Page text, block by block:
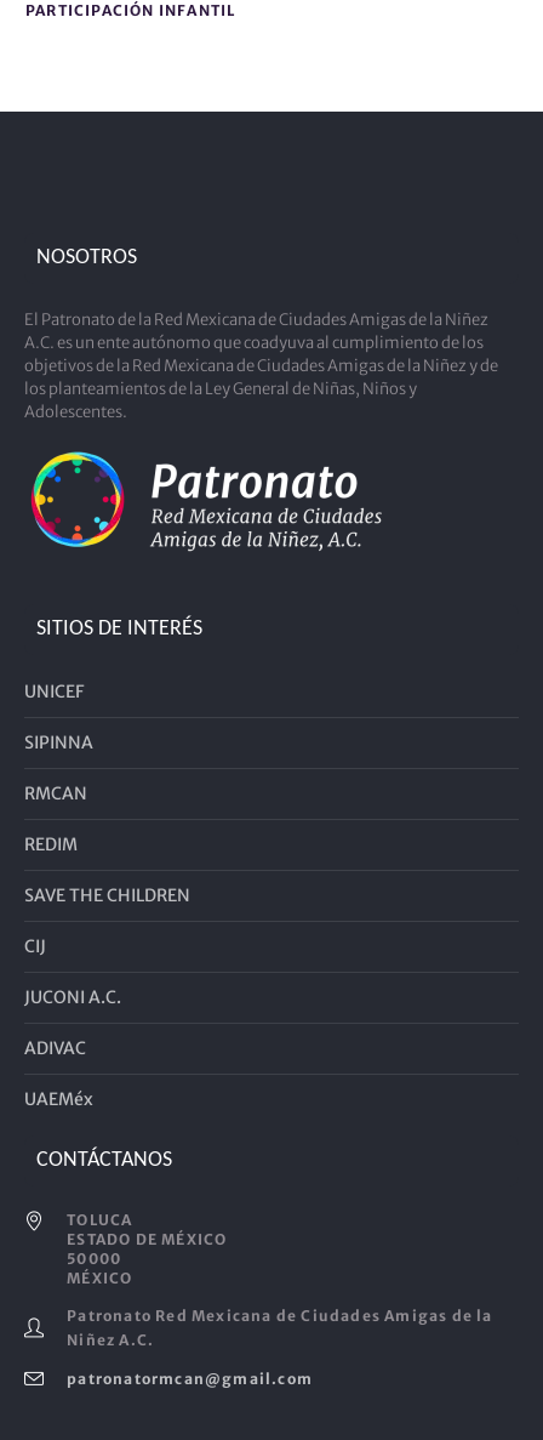
PARTICIPACIÓN INFANTIL
NOSOTROS
El Patronato de la Red Mexicana de Ciudades Amigas de la Niñez
A.C. es un ente autónomo que coadyuva al cumplimiento de los
objetivos de la Red Mexicana de Ciudades Amigas de la Niñez y de
los planteamientos de la Ley General de Niñas, Niños y
Adolescentes.
SITIOS DE INTERÉS
UNICEF
SIPINNA
RMCAN
REDIM
SAVE THE CHILDREN
CIJ
JUCONI A.C.
ADIVAC
UAEMéx
CONTÁCTANOS
TOLUCA
ESTADO DE MÉXICO
50000
MÉXICO
Patronato Red Mexicana de Ciudades Amigas de la
Niñez A.C.
patronatormcan@gmail.com